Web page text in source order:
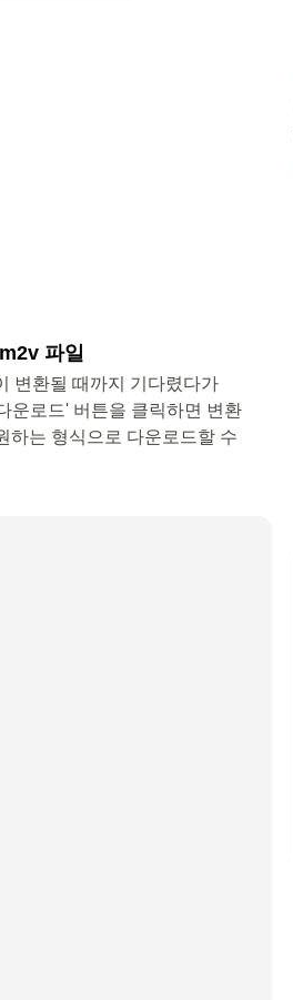
파일
변환될 때까지 기다렸다가
운로드' 버튼을 클릭하면 변환
하는 형식으로 다운로드할 수